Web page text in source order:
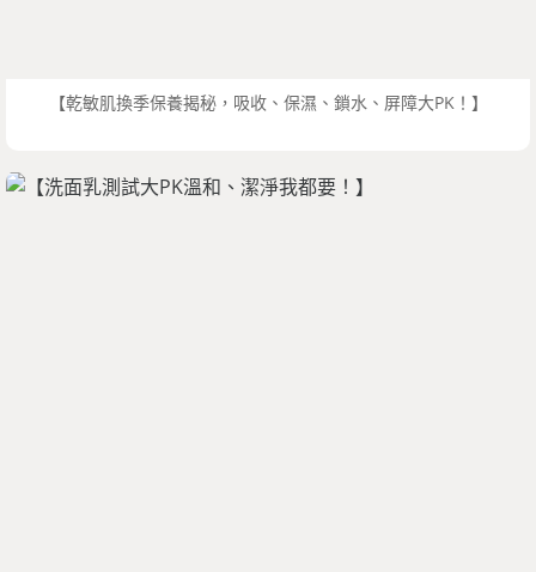
【乾敏肌換季保養揭秘，吸收、保濕、鎖水、屏障大PK！】